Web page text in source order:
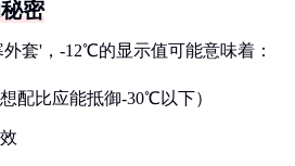
密
套'，-12℃的显示值可能意味着：
配比应能抵御-30℃以下）